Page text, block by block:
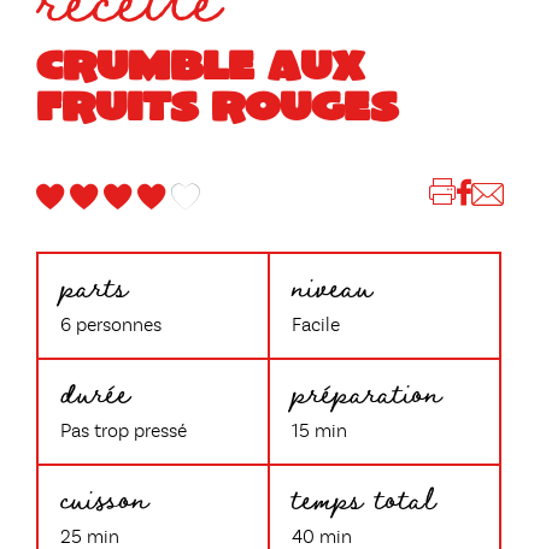
CRUMBLE AUX
FRUITS ROUGES
parts
6 personnes
niveau
Facile
durée
Pas trop pressé
préparation
15 min
cuisson
25 min
temps total
40 min